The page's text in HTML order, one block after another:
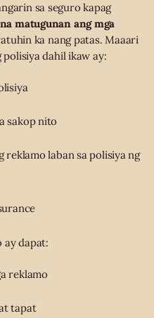
sa seguro kapag
matugunan ang mga
ka nang patas. Maaari
polisiya dahil ikaw ay:
sakop nito
reklamo laban sa polisiya ng
ay dapat:
reklamo
tapat